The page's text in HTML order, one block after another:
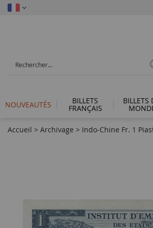
NOUVEAUTÉS BILLETS
FRANÇAIS
BILLETS
Accueil > Archivage > Indo-Chine Fr. 1